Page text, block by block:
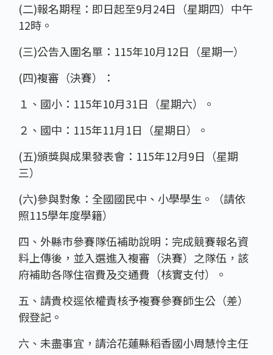
(二)報名期程：即日起至9月24日（星期四）中午
12時。
(三)公告入圍名單：115年10月12日（星期一）
(四)複審（決賽）：
１、國小：115年10月31日（星期六）。
２、國中：115年11月1日（星期日）。
(五)頒獎與成果發表會：115年12月9日（星期
三）
(六)參與對象：全國國民中、小學學生。（請依
照115學年度學籍）
四、外縣市參賽隊伍補助說明：完成競賽報名資
料上傳後，並入選進入複審（決賽）之隊伍，該
府補助各隊住宿費及交通費（核實支付）。
五、請貴校逕依權責核予複賽參賽師生公（差）
假登記。
六、未盡事宜，請洽花蓮縣稻香國小周慧怜主任